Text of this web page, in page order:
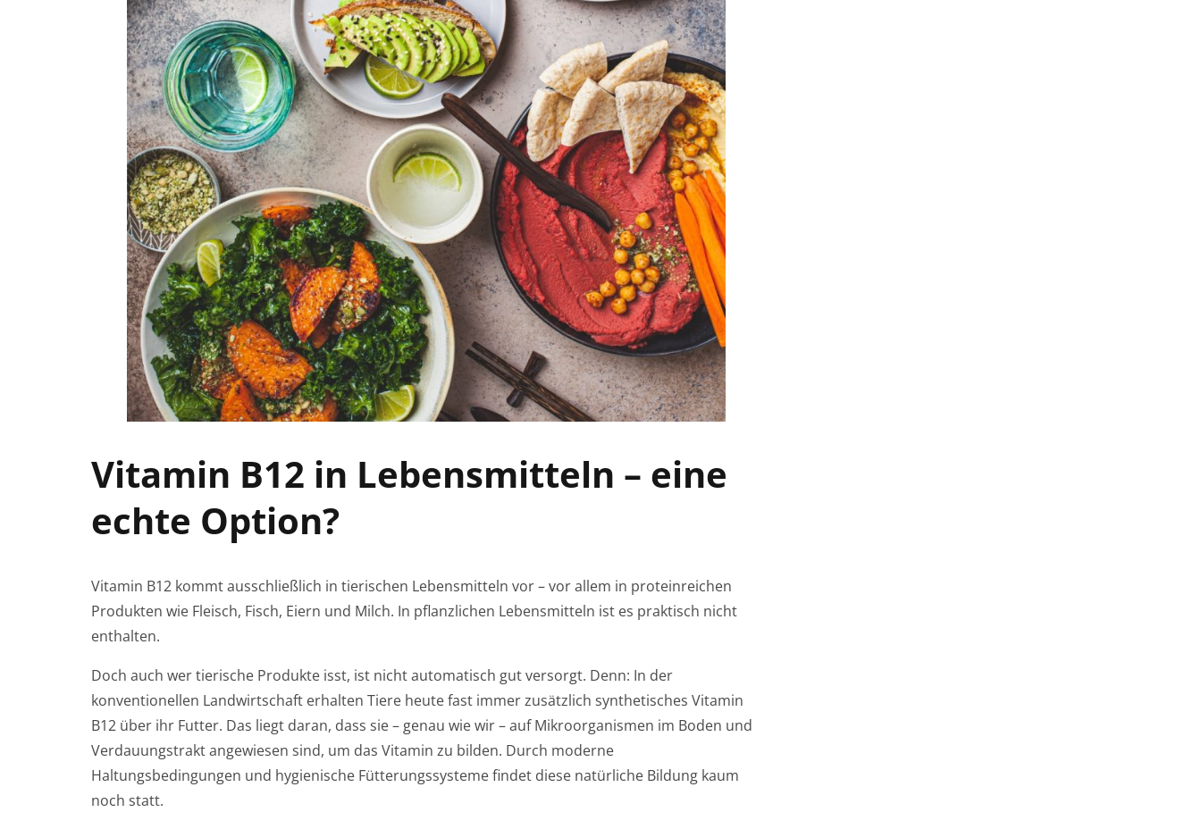
Vitamin B12 in Lebensmitteln – eine
echte Option?
Vitamin B12 kommt ausschließlich in tierischen Lebensmitteln vor – vor allem in proteinreichen
Produkten wie Fleisch, Fisch, Eiern und Milch. In pflanzlichen Lebensmitteln ist es praktisch nicht
enthalten.
Doch auch wer tierische Produkte isst, ist nicht automatisch gut versorgt. Denn: In der
konventionellen Landwirtschaft erhalten Tiere heute fast immer zusätzlich synthetisches Vitamin
B12 über ihr Futter. Das liegt daran, dass sie – genau wie wir – auf Mikroorganismen im Boden und
Verdauungstrakt angewiesen sind, um das Vitamin zu bilden. Durch moderne
Haltungsbedingungen und hygienische Fütterungssysteme findet diese natürliche Bildung kaum
noch statt.